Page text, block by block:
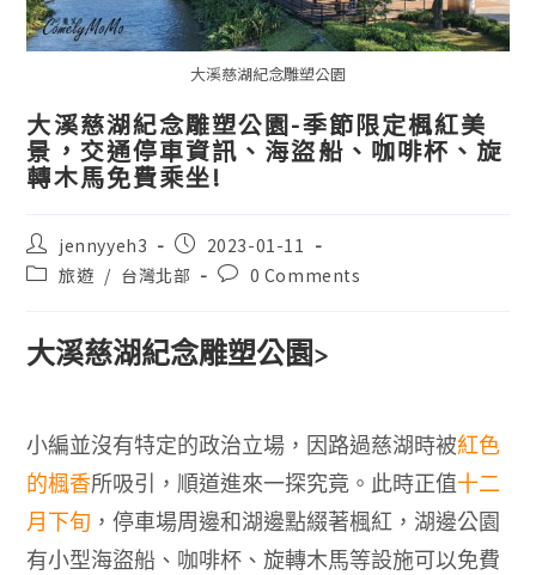
大溪慈湖紀念雕塑公園
大溪慈湖紀念雕塑公園-季節限定楓紅美
景，交通停車資訊、海盜船、咖啡杯、旋
轉木馬免費乘坐!
jennyyeh3
2023-01-11
旅遊 / 台灣北部 0 Comments
大溪慈湖紀念雕塑公園>
小編並沒有特定的政治立場，因路過慈湖時被紅色
的楓香所吸引，順道進來一探究竟。此時正值十二
月下旬 ，停車場周邊和湖邊點綴著楓紅，湖邊公園
有小型海盜船、咖啡杯、旋轉木馬等設施可以免費